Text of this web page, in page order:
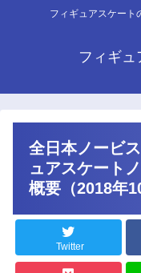
フィギュアスケート
フィギュ
全日本ノービ
ュアスケート
概要（2018年
Twitter